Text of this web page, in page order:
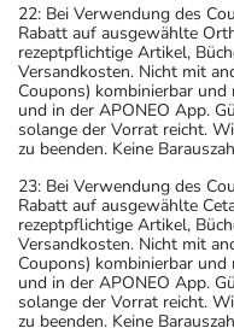
22: Bei Verwendung des
Rabatt auf ausgewählte
rezeptpflichtige Artikel,
Versandkosten. Nicht mit
Coupons) kombinierbar
und in der APONEO App.
solange der Vorrat reicht.
zu beenden. Keine
23: Bei Verwendung des
Rabatt auf ausgewählte
rezeptpflichtige Artikel,
Versandkosten. Nicht mit
Coupons) kombinierbar
und in der APONEO App.
solange der Vorrat reicht.
zu beenden. Keine